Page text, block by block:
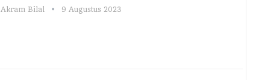
Akram Bilal 9 Augustus 2023